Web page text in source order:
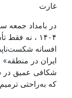
غارت
۱۴۰۴ ، نه
افسانه
ایران در
شکافی عمیق در
که به‌راحتی